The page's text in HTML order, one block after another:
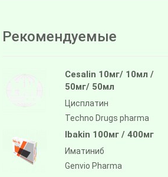
Рекомендуемые
Cesalin 10мг/ 10мл /
50мг/ 50мл
Цисплатин
Techno Drugs pharma
Ibakin 100мг / 400мг
Иматиниб
Genvio Pharma